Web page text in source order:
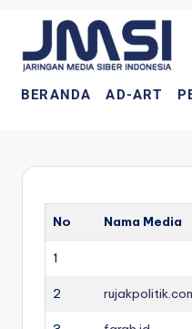
BERANDA AD-ART
No Nama Media
1
2